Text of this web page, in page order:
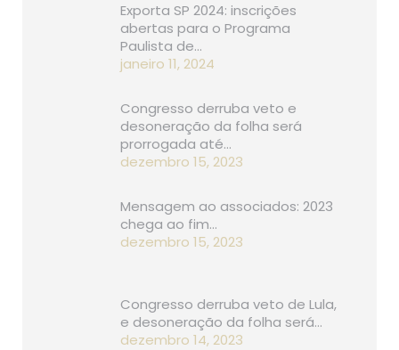
Exporta SP 2024: inscrições
abertas para o Programa
Paulista de…
janeiro 11, 2024
Congresso derruba veto e
desoneração da folha será
prorrogada até…
dezembro 15, 2023
Mensagem ao associados: 2023
chega ao fim…
dezembro 15, 2023
Congresso derruba veto de Lula,
e desoneração da folha será…
dezembro 14, 2023